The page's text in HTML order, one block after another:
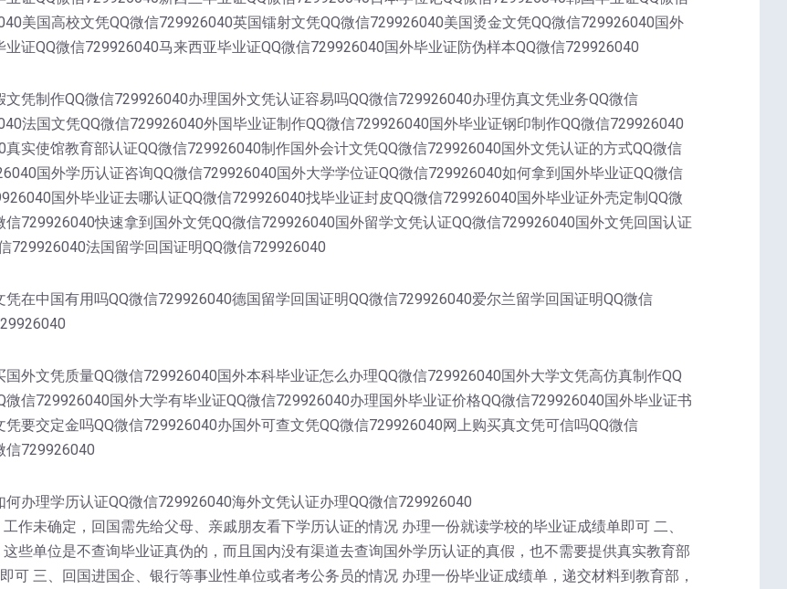
美国高校文凭QQ微信729926040英国镭射文凭QQ微信729926040美国烫金文凭QQ微信729926040国外
证QQ微信729926040马来西亚毕业证QQ微信729926040国外毕业证防伪样本QQ微信729926040
凭制作QQ微信729926040办理国外文凭认证容易吗QQ微信729926040办理仿真文凭业务QQ微信
法国文凭QQ微信729926040外国毕业证制作QQ微信729926040国外毕业证钢印制作QQ微信729926040
实使馆教育部认证QQ微信729926040制作国外会计文凭QQ微信729926040国外文凭认证的方式QQ微信
国外学历认证咨询QQ微信729926040国外大学学位证QQ微信729926040如何拿到国外毕业证QQ微信
国外毕业证去哪认证QQ微信729926040找毕业证封皮QQ微信729926040国外毕业证外壳定制QQ微
729926040快速拿到国外文凭QQ微信729926040国外留学文凭认证QQ微信729926040国外文凭回国认证
729926040法国留学回国证明QQ微信729926040
在中国有用吗QQ微信729926040德国留学回国证明QQ微信729926040爱尔兰留学回国证明QQ微信
外文凭质量QQ微信729926040国外本科毕业证怎么办理QQ微信729926040国外大学文凭高仿真制作QQ
信729926040国外大学有毕业证QQ微信729926040办理国外毕业证价格QQ微信729926040国外毕业证书
要交定金吗QQ微信729926040办国外可查文凭QQ微信729926040网上购买真文凭可信吗QQ微信
信729926040
办理学历认证QQ微信729926040海外文凭认证办理QQ微信729926040
作未确定，回国需先给父母、亲戚朋友看下学历认证的情况 办理一份就读学校的毕业证成绩单即可 二、
些单位是不查询毕业证真伪的，而且国内没有渠道去查询国外学历认证的真假，也不需要提供真实教育部
可 三、回国进国企、银行等事业性单位或者考公务员的情况 办理一份毕业证成绩单，递交材料到教育部，